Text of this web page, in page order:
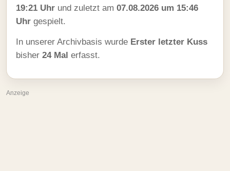
19:21 Uhr und zuletzt am 07.08.2026 um 15:46
Uhr gespielt.
In unserer Archivbasis wurde Erster letzter Kuss
bisher 24 Mal erfasst.
Anzeige